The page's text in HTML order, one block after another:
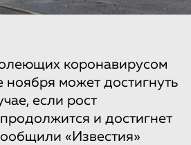
коронавирусом
ноября может достигнуть
если рост
и достигнет
«Известия»